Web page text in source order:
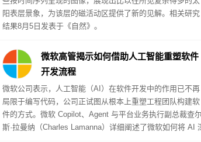
阳表层景象，为该层的磁活动区提供了新的见解。相关研究
结果8月5日发表于《自然》。
微软高管揭示如何借助人工智能重塑软件
开发流程
微软公司表示，人工智能（AI）在软件开发中的作用已不再
局限于编写代码，公司正试图从根本上重塑工程团队构建软
件的方式。微软 Copilot、Agent 与平台业务执行副总裁查
斯·拉曼纳（Charles Lamanna）详细阐述了微软如何将 AI